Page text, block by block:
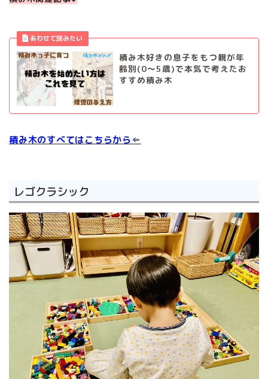
積み木好きの息子をもつ親が年
齢別(0～5歳)で本気で考えたお
すすめ積み木
積み木のすべてはこちらから⇐
レゴクラシック